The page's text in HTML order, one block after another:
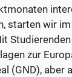
starten wir
zur
(GND), aber